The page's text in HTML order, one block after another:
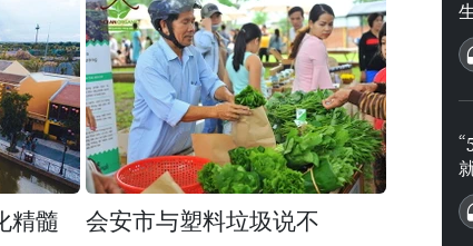
精髓
会安市与塑料垃圾说不